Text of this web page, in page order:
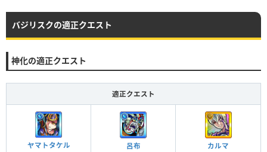
バジリスクの適正クエスト
神化の適正クエスト
適正クエスト
ヤマトタケル
呂布
カルマ